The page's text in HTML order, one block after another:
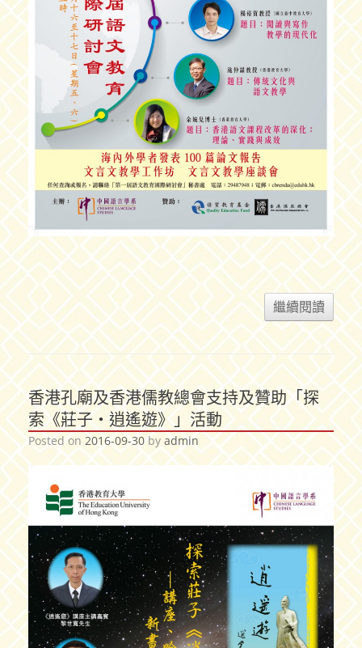
繼續閱讀
香港孔廟及香港儒教總會支持及贊助「探
索《莊子‧逍遙遊》」活動
Posted on 2016-09-30 by admin